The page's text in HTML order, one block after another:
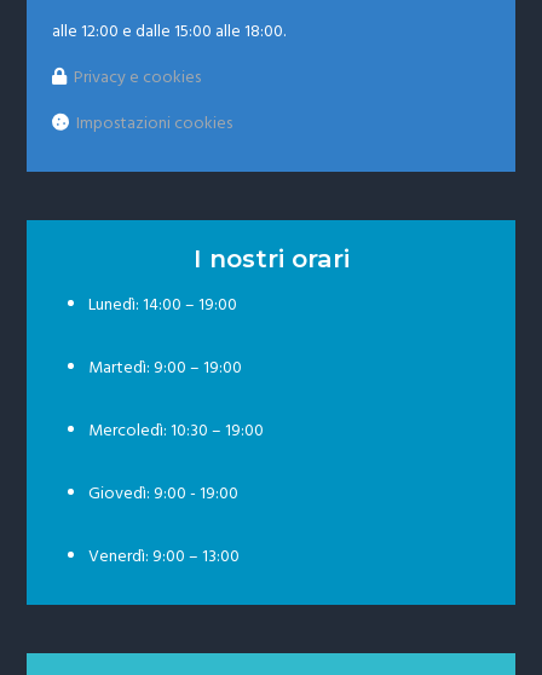
alle 12:00 e dalle 15:00 alle 18:00.
Privacy e cookies
Impostazioni cookies
I nostri orari
Lunedì: 14:00 – 19:00
Martedì: 9:00 – 19:00
Mercoledì: 10:30 – 19:00
Giovedì: 9:00 - 19:00
Venerdì: 9:00 – 13:00